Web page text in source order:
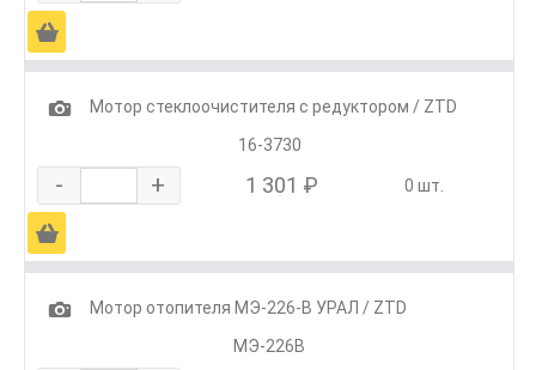
Ä
1
Мотор стеклоочистителя с редуктором / ZTD
16-3730
- + 1 301 ₽ 0 шт.
Ä
1
Мотор отопителя МЭ-226-В УРАЛ / ZTD
МЭ-226В